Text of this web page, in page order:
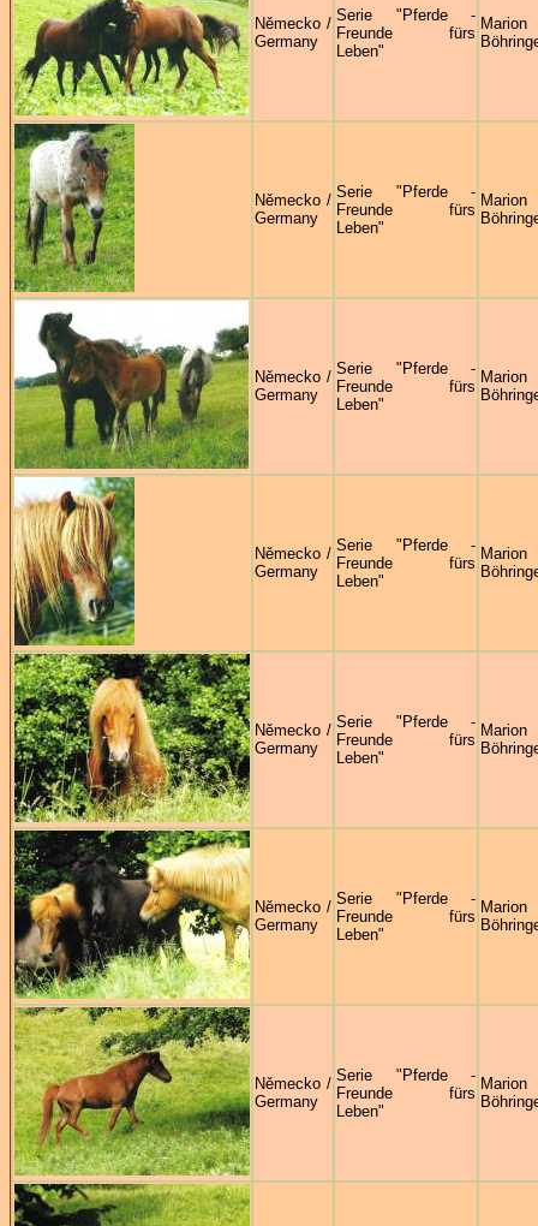
Německo /
Germany
Serie "Pferde -
Freunde fürs
Leben"
Marion
Německo /
Germany
Serie "Pferde -
Freunde fürs
Leben"
Marion
Německo /
Germany
Serie "Pferde -
Freunde fürs
Leben"
Marion
Německo /
Germany
Serie "Pferde -
Freunde fürs
Leben"
Marion
Německo /
Germany
Serie "Pferde -
Freunde fürs
Leben"
Marion
Německo /
Germany
Serie "Pferde -
Freunde fürs
Leben"
Marion
Německo /
Germany
Serie "Pferde -
Freunde fürs
Leben"
Marion